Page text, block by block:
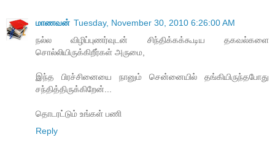
மாணவன் Tuesday, November 30, 2010 6:26:00 AM
நல்ல விழிப்புணர்வுடன் சிந்திக்கக்கூடிய தகவல்களை
சொல்லியிருக்கிறீர்கள் அருமை,
இந்த பிரச்சினையை நானும் சென்னையில் தங்கியிருந்தபோது
சந்தித்திருக்கிறேன்...
தொடரட்டும் உங்கள் பணி
Reply